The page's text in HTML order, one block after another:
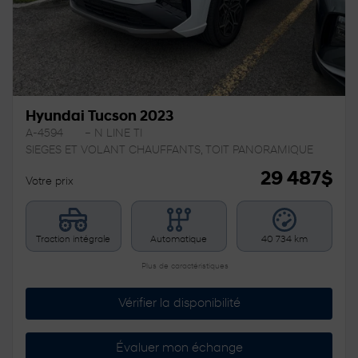
Hyundai Tucson 2023
A-4594
– N LINE TI
SIEGES ET VOLANT CHAUFFANTS, TOIT PANORAMIQUE
Votre prix 29 487$
Traction intégrale Automatique 40 734 km
Plus de caractéristiques
Vérifier la disponibilité
Évaluer mon échange